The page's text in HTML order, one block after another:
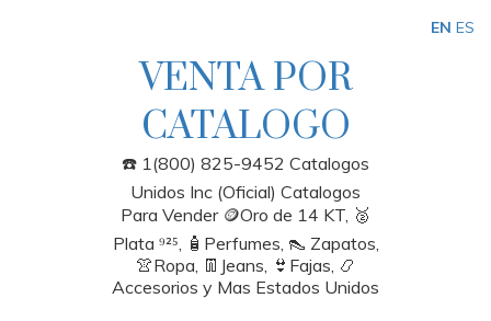
VENTA POR
CATALOGO
☎️ 1(800) 825-9452 Catalogos
Unidos Inc (Oficial) Catalogos
Para Vender 🪙Oro de 14 KT, 🥈
Plata ⁹²⁵, 🧴Perfumes, 👠 Zapatos,
👚Ropa, 👖Jeans, 👙Fajas, 📿
Accesorios y Mas Estados Unidos
EN ES